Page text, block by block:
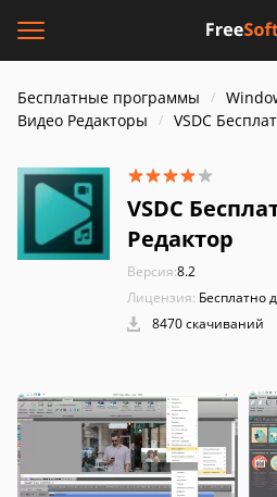
Бесплатные программы
Видео Редакторы
VSDC
VSDC
Редактор
Версия:8.2
Лицензия: Бесплатно
8470 скачиваний